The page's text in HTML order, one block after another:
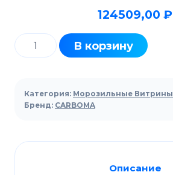
124509,00 ₽
Количество
товара
морозильная
Carboma
SL
0,94-
В корзину
Категория: Морозильные Витрины
Бренд: CARBOMA
Описание